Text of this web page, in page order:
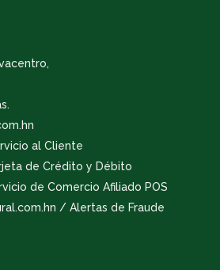
al Cliente
de Crédito y Débito
de Comercio Afiliado POS
/ Alertas de Fraude